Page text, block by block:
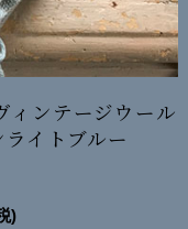
ンテージウール
イトブルー
)